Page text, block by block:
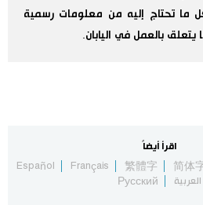
ما تحتاج إليه من معلومات رسمية
بالعمل في اليابان.
اقرأ أيضاً
简体
繁體字
Français
Español
العربية
Русский